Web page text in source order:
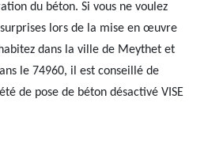
du béton. Si vous ne voulez
lors de la mise en œuvre
dans la ville de Meythet et
le 74960, il est conseillé de
de pose de béton désactivé VISE